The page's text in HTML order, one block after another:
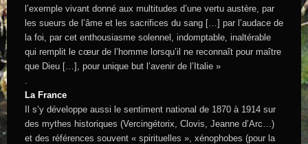
l’exemple vivant donné aux multitudes d’une vertu austère, par
les sueurs de l’âme et les sacrifices du sang […] par l’audace de
la foi, par cet enthousiasme solennel, indomptable, inaltérable
qui remplit le cœur de l’homme lorsqu’il ne reconnaît pour maître
que Dieu […], pour unique but l’avenir de l’Italie »
La France
Il s’y développe aussi le sentiment national de 1870 à 1914 sur
des mythes historiques (Vercingétorix, Clovis, Jeanne d’Arc…)
et des références souvent « spirituelles », xénophobes (pour la